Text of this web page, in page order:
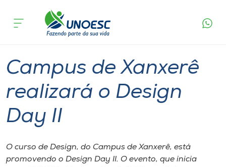
Cursos
Atendimento ao Estudante
Portal de Ensino
acontece
Campus de Xanxerê
realizará o Design
Day II
O curso de Design, do Campus de Xanxerê, está
promovendo o Design Day II. O evento, que inicia